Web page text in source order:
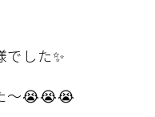
した✨
〜😭😭😭